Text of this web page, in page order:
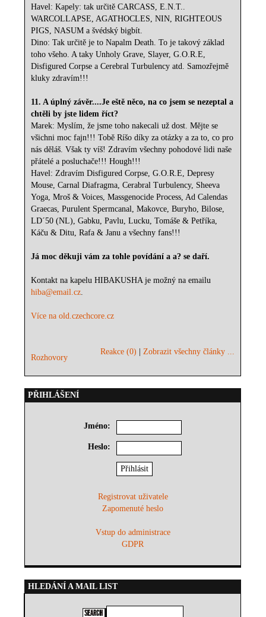
Havel: Kapely: tak určitě CARCASS, E.N.T..
WARCOLLAPSE, AGATHOCLES, NIN, RIGHTEOUS
PIGS, NASUM a švédský bigbít.
Dino: Tak určitě je to Napalm Death. To je takový základ
toho všeho. A taky Unholy Grave, Slayer, G.O.R.E,
Disfigured Corpse a Cerebral Turbulency atd. Samozřejmě
kluky zdravím!!!
11. A úplný závěr....Je eště něco, na co jsem se nezeptal a
chtěli by jste lidem říct?
Marek: Myslím, že jsme toho nakecali už dost. Mějte se
všichni moc fajn!!! Tobě Ríšo díky za otázky a za to, co pro
nás děláš. Však ty víš! Zdravím všechny pohodové lidi naše
přátelé a posluchače!!! Hough!!!
Havel: Zdravím Disfigured Corpse, G.O.R.E, Depresy
Mouse, Carnal Diafragma, Cerabral Turbulency, Sheeva
Yoga, Mroš & Voices, Massgenocide Process, Ad Calendas
Graecas, Purulent Spermcanal, Makovce, Buryho, Bilose,
LD´50 (NL), Gabku, Pavlu, Lucku, Tomáše & Petříka,
Káču & Ditu, Rafa & Janu a všechny fans!!!
Já moc děkuji vám za tohle povídání a a? se daří.
Kontakt na kapelu HIBAKUSHA je možný na emailu
hiba@email.cz.
Více na old.czechcore.cz
Rozhovory
Reakce (0) |Zobrazit všechny články ...
PŘIHLÁŠENÍ
Jméno:
Heslo:
Registrovat uživatele
Zapomenuté heslo
Vstup do administrace
GDPR
HLEDÁNÍ A MAIL LIST